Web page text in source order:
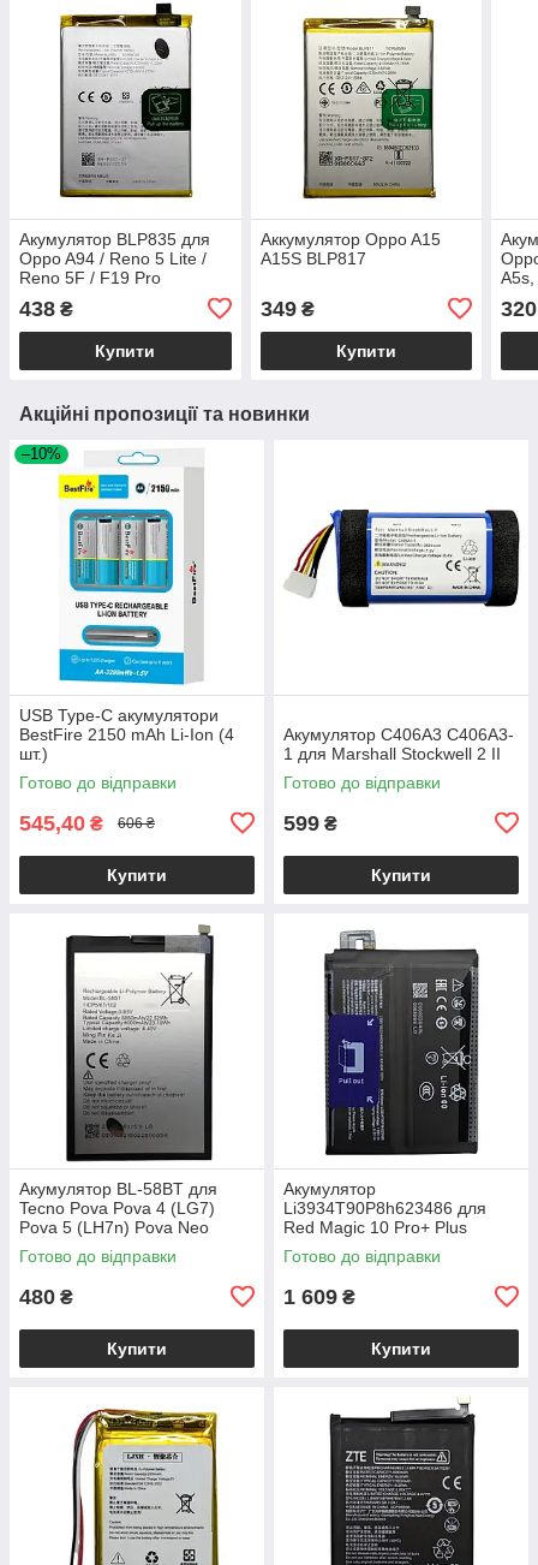
Акумулятор BLP835 для
Oppo A94 / Reno 5 Lite /
Reno 5F / F19 Pro
438 ₴
Купити
Аккумулятор Oppo A15
A15S BLP817
349₴
Купити
A5s,
320
Акційні пропозиції та новинки
–10%
USB Type-C акумулятори
BestFire 2150 mAh Li-Ion (4
шт.)
Готово до відправки
545,40 ₴ 606 ₴
Купити
Акумулятор C406A3 C406A3-
1 для Marshall Stockwell 2 II
Готово до відправки
599 ₴
Купити
Акумулятор BL-58BT для
Tecno Pova Pova 4 (LG7)
Pova 5 (LH7n) Pova Neo
Готово до відправки
480 ₴
Купити
Акумулятор
Li3934T90P8h623486 для
Red Magic 10 Pro+ Plus
Готово до відправки
1 609 ₴
Купити